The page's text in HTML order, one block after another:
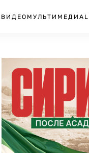
ВИДЕО МУЛЬТИМЕДИА